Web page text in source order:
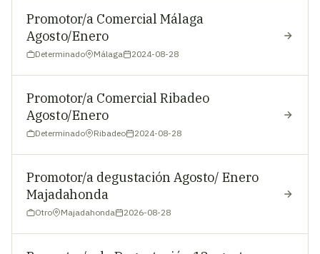
Promotor/a Comercial Málaga
Agosto/Enero
Determinado Málaga 2024-08-28
Promotor/a Comercial Ribadeo
Agosto/Enero
Determinado Ribadeo 2024-08-28
Promotor/a degustación Agosto/ Enero
Majadahonda
Otro Majadahonda 2026-08-28